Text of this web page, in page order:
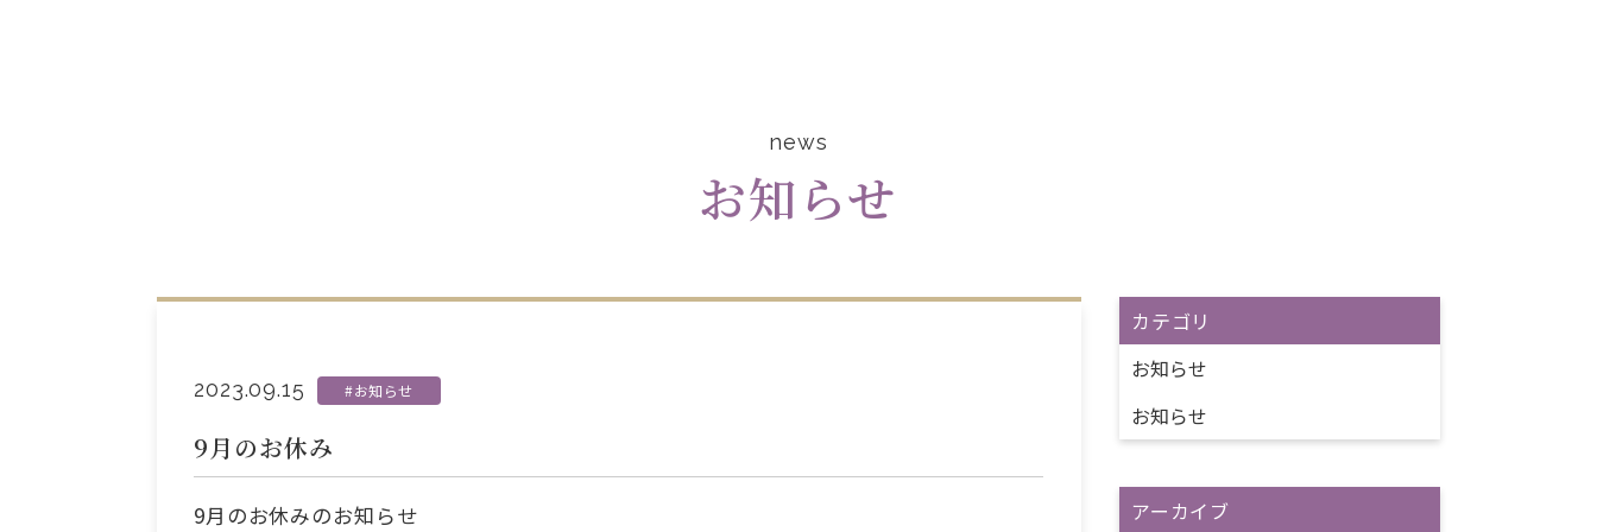
news
お知らせ
2023.09.15 #お知らせ
9月のお休み
9月のお休みのお知らせ
カテゴリ
お知らせ
お知らせ
アーカイブ